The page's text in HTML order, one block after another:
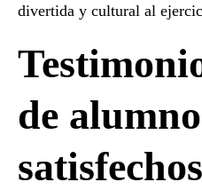
divertida y cultural al
de
satisfechos